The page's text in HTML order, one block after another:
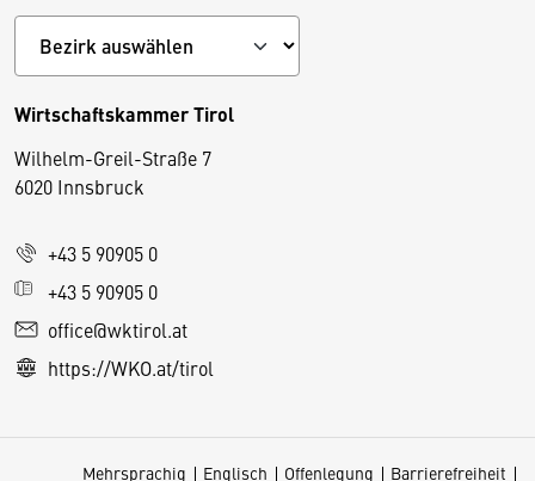
Wirtschaftskammer Tirol
Wilhelm-Greil-Straße 7
6020 Innsbruck
+43 5 90905 0
+43 5 90905 0
office@wktirol.at
https://WKO.at/tirol
Mehrsprachig Englisch Offenlegung Barrierefreiheit
D
i
s
e
S
e